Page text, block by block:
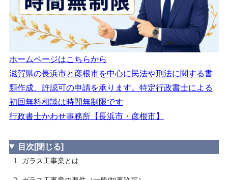
ホームページはこちらから
滋賀県の長浜市と彦根市を中心に民法や刑法に関する書
類作成、許認可の申請を承ります。特定行政書士による
初回無料相談は時間無制限です
行政書士かわせ事務所【長浜市・彦根市】
目次 [閉じる]
1 ガラス工事業とは
2.3.3 資格免許等を有する者
建設業法「技術検定」合格証明書
2.3.3.2 職業能力開発促進法「技能検定」合格証書
※等級区分２級→【実務３年】
2.3.3.3 基幹技能者 講習修了証
2.4 誠実性の要件
2.5 財産的基礎の要件
3 まとめ